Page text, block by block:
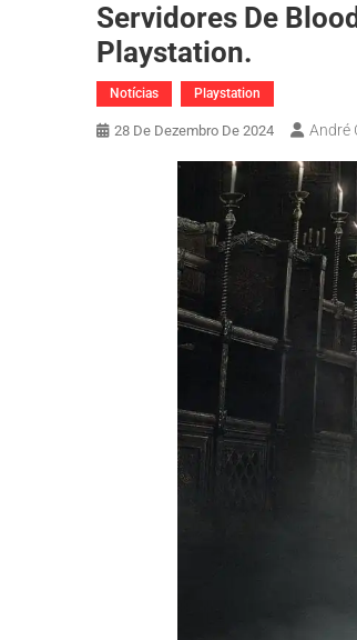
Servidores De
Playstation.
Notícias Playstation
28 De Dezembro De 2024 André